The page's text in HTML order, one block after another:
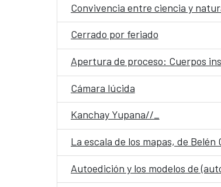
Convivencia entre ciencia y
Cerrado por feriado
Apertura de proceso: Cuerpos
Cámara lúcida
Kanchay Yupana//_
La escala de los mapas, de Belén
Autoedición y los modelos de